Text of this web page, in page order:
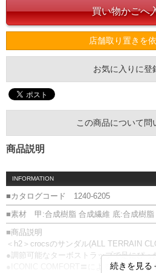
店舗取り置きを
お気に入りに登
この商品について問
商品説明
INFORMATION
■カタログコード 1240-6205
■素材 甲:合成樹脂 合成繊維 底:合成樹脂
■商品説明
＜h2＞crocsのサンダル(ALL TERRAIN
●調節可能なターボストラップで足にぴっ
●ICONIC COMFORT〓によるクッション
続きを見る